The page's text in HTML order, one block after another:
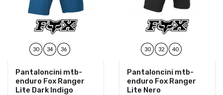
30 34 36
Pantaloncini mtb-
enduro Fox Ranger
Lite Dark Indigo
30 32 40
Pantaloncini mtb-
enduro Fox Ranger
Lite Nero